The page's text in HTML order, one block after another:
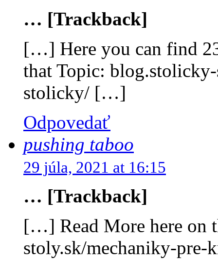
… [Trackback]
[…] Here you can find
that Topic:
stolicky/ […]
Odpovedať
pushing taboo
29 júla, 2021 at 16:15
… [Trackback]
[…] Read More here on
stoly.sk/mechaniky-